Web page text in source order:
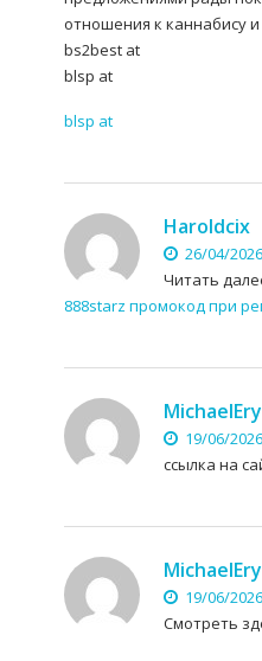
отношения к каннабису
bs2best at
blsp at
blsp at
Haroldcix
26/04/
Читать
888starz промокод при
19/06/
ссылка на
19/06/
Смотреть